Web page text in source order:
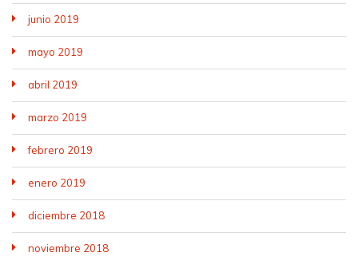
junio 2019
mayo 2019
abril 2019
marzo 2019
febrero 2019
enero 2019
diciembre 2018
noviembre 2018